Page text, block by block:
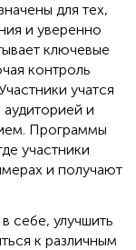
для тех,
и уверенно
ключевые
контроль
учатся
аудиторией и
Программы
участники
и получают
себе, улучшить
к различным